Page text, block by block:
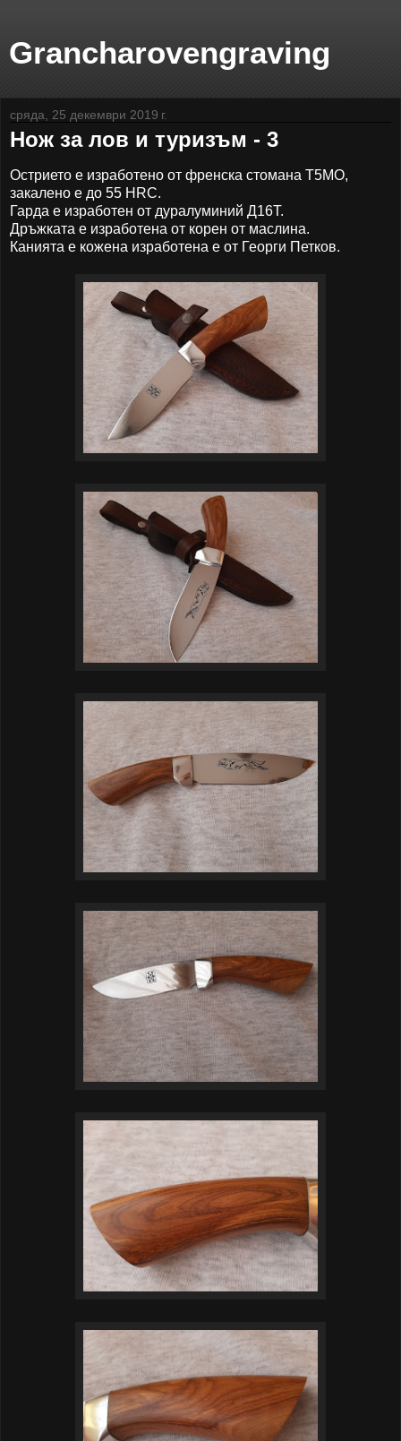
Grancharovengraving
сряда, 25 декември 2019 г.
Нож за лов и туризъм - 3
Острието е изработено от френска стомана Т5МО,
закалено е до 55 HRC.
Гарда е изработен от дуралуминий Д16Т.
Дръжката е изработена от корен от маслина.
Канията е кожена изработена е от Георги Петков.